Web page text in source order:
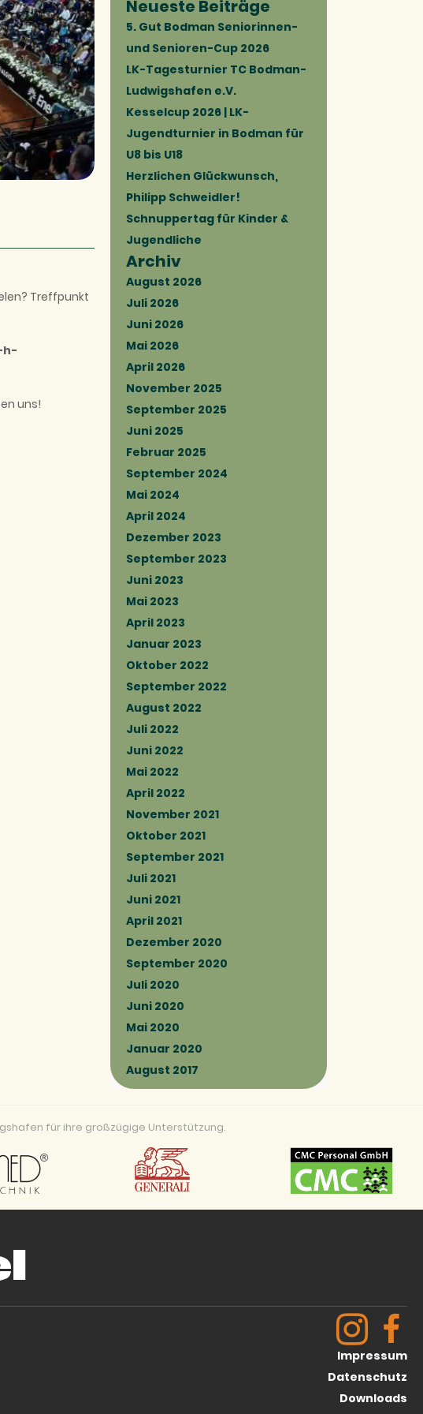
Treffpunkt
h-
uns!
Neueste Beiträge
5. Gut Bodman Seniorinnen-
und Senioren-Cup 2026
LK-Tagesturnier TC Bodman-
Ludwigshafen e.V.
Kesselcup 2026 | LK-
Jugendturnier in Bodman für
U8 bis U18
Herzlichen Glückwunsch,
Philipp Schweidler!
Schnuppertag für Kinder &
Jugendliche
Archiv
August 2026
Juli 2026
Juni 2026
Mai 2026
April 2026
November 2025
September 2025
Juni 2025
Februar 2025
September 2024
Mai 2024
April 2024
Dezember 2023
September 2023
Juni 2023
Mai 2023
April 2023
Januar 2023
Oktober 2022
September 2022
August 2022
Juli 2022
Juni 2022
Mai 2022
April 2022
November 2021
Oktober 2021
September 2021
Juli 2021
Juni 2021
April 2021
Dezember 2020
September 2020
Juli 2020
Juni 2020
Mai 2020
Januar 2020
August 2017
für ihre großzügige Unterstützung.
Impressum
Datenschutz
Downloads